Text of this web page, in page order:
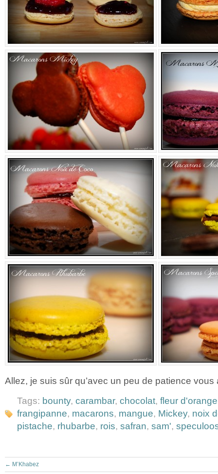
Allez, je suis sûr qu’avec un peu de patience
Tags: bounty, carambar, chocolat, fleur
frangipanne, macarons, mangue, Mickey, noix
pistache, rhubarbe, rois, safran, sam',
← M’Khabez